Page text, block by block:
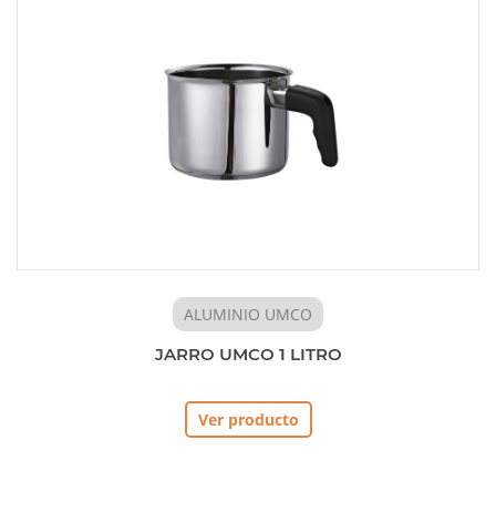
ALUMINIO UMCO
JARRO UMCO 1 LITRO
Ver producto